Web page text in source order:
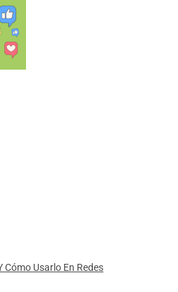
Cómo Usarlo En Redes